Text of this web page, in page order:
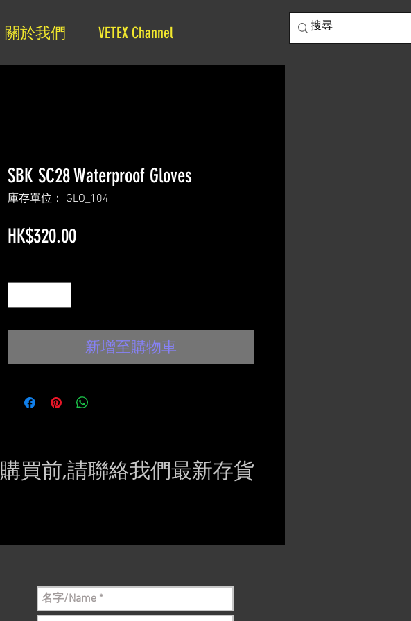
關於我們 VETEX Channel
SBK SC28 Waterproof Gloves
庫存單位： GLO_104
HK$320.00價
新增至購物車
購買前,請聯絡我們最新存貨